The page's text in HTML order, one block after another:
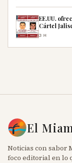
EE.UU.
Cártel
3H
El
Noticias con sabor
foco editorial en lo